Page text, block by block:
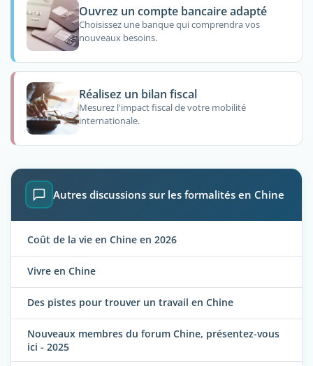
Ouvrez un compte bancaire adapté
Choisissez une banque qui comprendra vos
nouveaux besoins.
Réalisez un bilan fiscal
Mesurez l'impact fiscal de votre mobilité
internationale.
Autres discussions sur les formalités en Chine
Coût de la vie en Chine en 2026
Vivre en Chine
Des pistes pour trouver un travail en Chine
Nouveaux membres du forum Chine, présentez-vous
ici - 2025